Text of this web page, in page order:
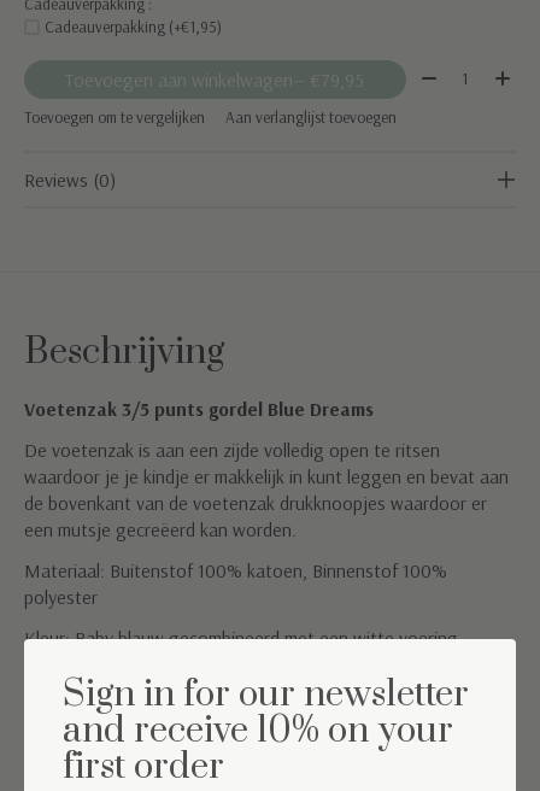
Cadeauverpakking (+€1,95)
Toevoegen aan winkelwagen — €79,95 Aantal:
Toevoegen om te vergelijken Aan verlanglijst toevoegen
Reviews (0)
Beschrijving
Voetenzak 3/5 punts gordel Blue Dreams
De voetenzak is aan een zijde volledig open te ritsen
waardoor je je kindje er makkelijk in kunt leggen en bevat aan
de bovenkant van de voetenzak drukknoopjes waardoor er
een mutsje gecreëerd kan worden.
Materiaal: Buitenstof 100% katoen, Binnenstof 100%
polyester
Kleur: Baby blauw gecombineerd met een witte voering
Wasinstructies: Machine wasbaar op 30°
Geschikt voor 0 t/m 6 maanden
Sign in for our newsletter
and receive 10% on your
first order